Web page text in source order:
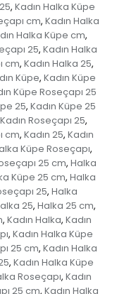
, Kadın Halka Küpe
cm, Kadın Halka
Halka Küpe cm,
25, Kadın Halka
cm, Kadın Halka 25,
Küpe, Kadın Küpe
Küpe Roseçapı 25
25, Kadın Küpe 25
Kadın Roseçapı 25,
cm, Kadın 25, Kadın
Küpe Roseçapı,
25 cm, Halka
Küpe 25 cm, Halka
25, Halka
25, Halka 25 cm,
, Kadın Halka, Kadın
, Kadın Halka Küpe
25 cm, Kadın Halka
, Kadın Halka Küpe
Roseçapı, Kadın
25 cm, Kadın Halka